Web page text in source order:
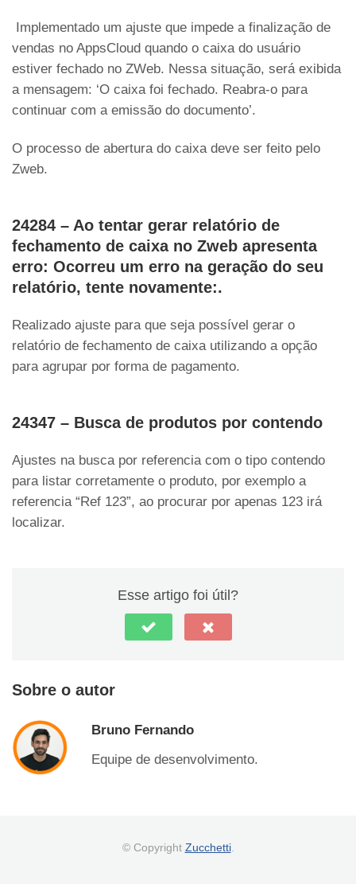
Implementado um ajuste que impede a finalização de
vendas no AppsCloud quando o caixa do usuário
estiver fechado no ZWeb. Nessa situação, será exibida
a mensagem: ‘O caixa foi fechado. Reabra-o para
continuar com a emissão do documento’.
O processo de abertura do caixa deve ser feito pelo
Zweb.
24284 – Ao tentar gerar relatório de
fechamento de caixa no Zweb apresenta
erro: Ocorreu um erro na geração do seu
relatório, tente novamente:.
Realizado ajuste para que seja possível gerar o
relatório de fechamento de caixa utilizando a opção
para agrupar por forma de pagamento.
24347 – Busca de produtos por contendo
Ajustes na busca por referencia com o tipo contendo
para listar corretamente o produto, por exemplo a
referencia “Ref 123”, ao procurar por apenas 123 irá
localizar.
Esse artigo foi útil?
Sobre o autor
Bruno Fernando
Equipe de desenvolvimento.
© Copyright Zucchetti.